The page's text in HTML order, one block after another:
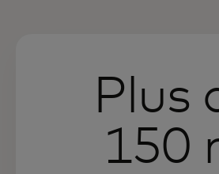
Plus
150